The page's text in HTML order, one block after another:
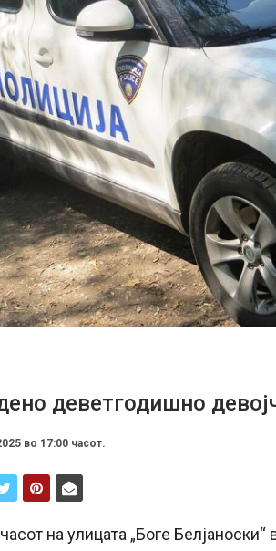
деветгодишно
во 17:00 часот.
на улицата „Боге